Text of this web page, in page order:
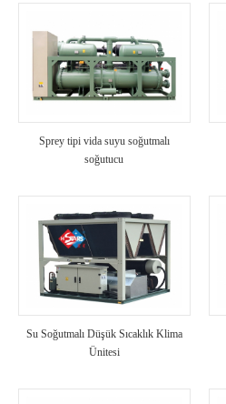
Sprey tipi vida suyu soğutmalı
soğutucu
Su Soğutmalı Düşük Sıcaklık Klima
Ünitesi